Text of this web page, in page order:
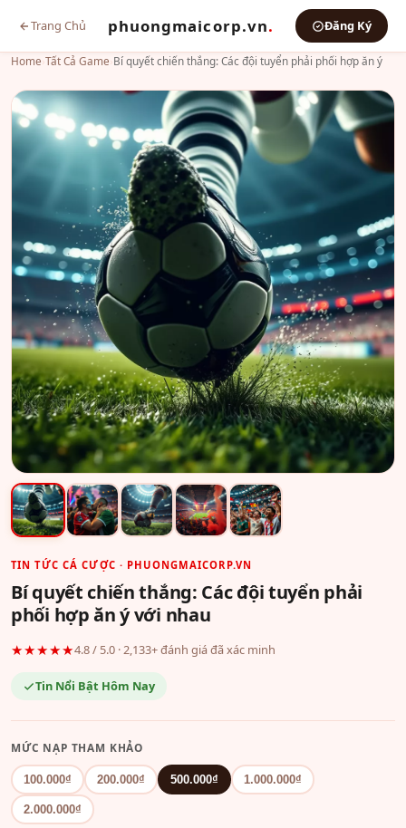
Trang Chủ phuongmaicorp.vn. Đăng Ký
Home›Tất Cả Game›Bí quyết chiến thắng: Các đội tuyển phải phối hợp ăn ý
TIN TỨC CÁ CƯỢC · PHUONGMAICORP.VN
Bí quyết chiến thắng: Các đội tuyển phải
phối hợp ăn ý với nhau
★★★★★4.8 / 5.0 · 2,133+ đánh giá đã xác minh
Tin Nổi Bật Hôm Nay
MỨC NẠP THAM KHẢO
100.000₫ 200.000₫ 500.000₫ 1.000.000₫
2.000.000₫